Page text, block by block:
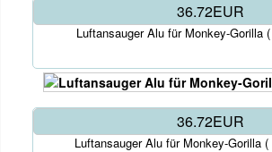
36.72EUR
Luftansauger Alu für Monkey-Gorilla
36.72EUR
Luftansauger Alu für Monkey-Gorilla